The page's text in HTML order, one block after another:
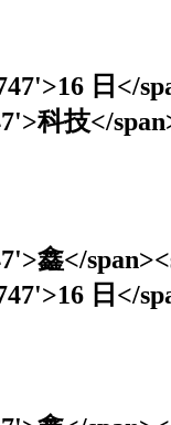
日</
科技</
鑫</
日</